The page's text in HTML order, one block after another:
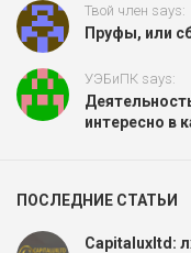
Твой член says:
Пруфы, или
УЭБиПК says:
интересно в
ПОСЛЕДНИЕ СТАТЬИ
Capitaluxltd: